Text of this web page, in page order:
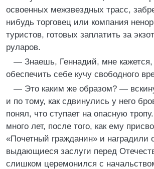
освоенных межзвездных трасс,
нибудь торговец или компания
туристов, готовых заплатить за
руларов.
— Знаешь, Геннадий, мне
обеспечить себе кучу свободного
— Это каким же образом? —
и по тому, как сдвинулись у него
понял, что ступает на опасную
много лет, после того, как ему
«Почетный гражданин» и наградили
выдающиеся заслуги перед
слишком церемонился с